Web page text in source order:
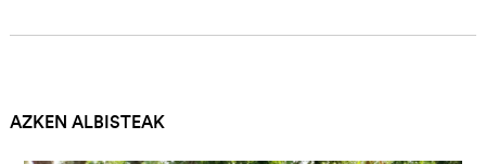
AZKEN ALBISTEAK